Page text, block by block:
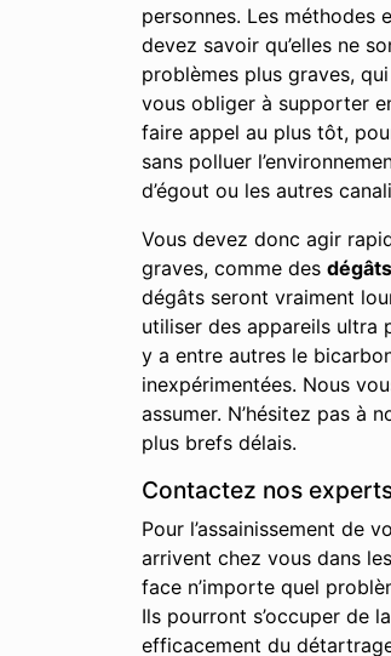
personnes. Les méthodes
devez savoir qu’elles ne
problèmes plus graves,
vous obliger à supporter
faire appel au plus tôt,
sans polluer
d’égout ou les autres
Vous devez donc agir
graves, comme des
dégâts seront vraiment
utiliser des appareils ultra
y a entre autres le
inexpérimentées. Nous
assumer. N’hésitez pas à
plus brefs délais.
Contactez nos
Pour l’assainissement de
arrivent chez vous dans
face n’importe quel
Ils pourront s’occuper de
efficacement du